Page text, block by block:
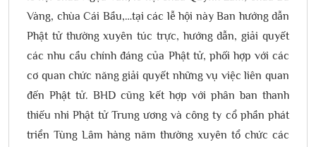
Vàng, chùa Cái Bầu,…tại các lễ hội này Ban hướng dẫn
Phật tử thường xuyên túc trực, hướng dẫn, giải quyết
các nhu cầu chính đáng của Phật tử, phối hợp với các
cơ quan chức năng giải quyết những vụ việc liên quan
đến Phật tử. BHD cũng kết hợp với phân ban thanh
thiếu nhi Phật tử Trung ương và công ty cổ phần phát
triển Tùng Lâm hàng năm thường xuyên tổ chức các